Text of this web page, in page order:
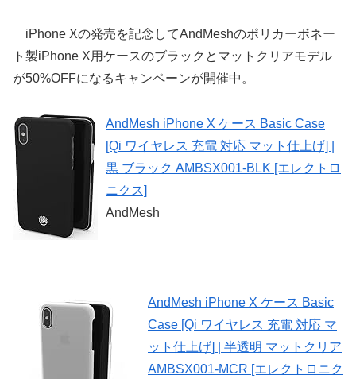
iPhone Xの発売を記念してAndMeshのポリカーボネー
ト製iPhone X用ケースのブラックとマットクリアモデル
が50%OFFになるキャンペーンが開催中。
AndMesh iPhone X ケース Basic Case
[Qi ワイヤレス 充電 対応 マット仕上げ] |
黒 ブラック AMBSX001-BLK [エレクトロ
ニクス]
AndMesh
AndMesh iPhone X ケース Basic
Case [Qi ワイヤレス 充電 対応 マ
ット仕上げ] | 半透明 マットクリア
AMBSX001-MCR [エレクトロニク